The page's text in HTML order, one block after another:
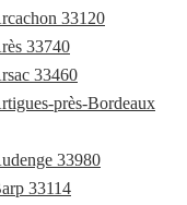
33120
33740
33460
près-Bordeaux
33980
33114